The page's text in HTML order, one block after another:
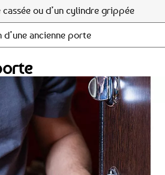
cassée ou d’un cylindre grippée
ancienne porte